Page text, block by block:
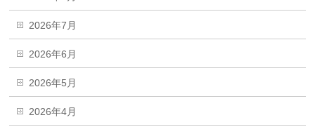
2026年7月
2026年6月
2026年5月
2026年4月